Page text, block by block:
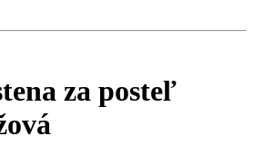
za posteľ